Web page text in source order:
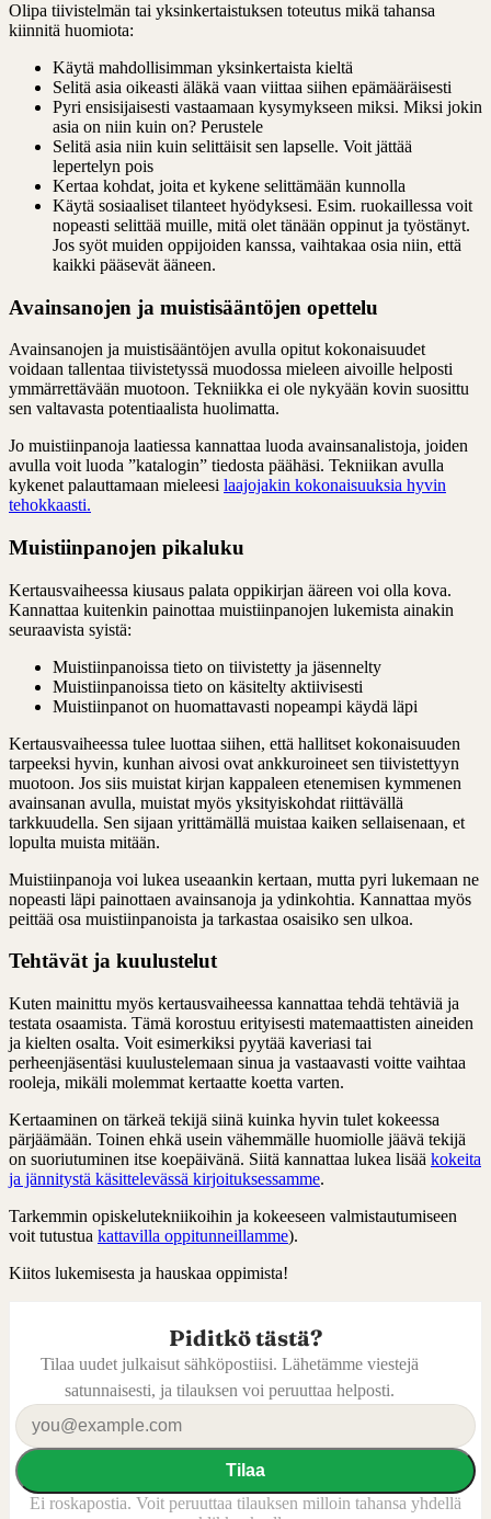
Olipa tiivistelmän tai yksinkertaistuksen toteutus mikä tahansa
kiinnitä huomiota:
Käytä mahdollisimman yksinkertaista kieltä
Selitä asia oikeasti äläkä vaan viittaa siihen epämääräisesti
Pyri ensisijaisesti vastaamaan kysymykseen miksi. Miksi jokin
asia on niin kuin on? Perustele
Selitä asia niin kuin selittäisit sen lapselle. Voit jättää
lepertelyn pois
Kertaa kohdat, joita et kykene selittämään kunnolla
Käytä sosiaaliset tilanteet hyödyksesi. Esim. ruokaillessa voit
nopeasti selittää muille, mitä olet tänään oppinut ja työstänyt.
Jos syöt muiden oppijoiden kanssa, vaihtakaa osia niin, että
kaikki pääsevät ääneen.
Avainsanojen ja muistisääntöjen opettelu
Avainsanojen ja muistisääntöjen avulla opitut kokonaisuudet
voidaan tallentaa tiivistetyssä muodossa mieleen aivoille helposti
ymmärrettävään muotoon. Tekniikka ei ole nykyään kovin suosittu
sen valtavasta potentiaalista huolimatta.
Jo muistiinpanoja laatiessa kannattaa luoda avainsanalistoja, joiden
avulla voit luoda ”katalogin” tiedosta päähäsi. Tekniikan avulla
kykenet palauttamaan mieleesi laajojakin kokonaisuuksia hyvin
tehokkaasti.
Muistiinpanojen pikaluku
Kertausvaiheessa kiusaus palata oppikirjan ääreen voi olla kova.
Kannattaa kuitenkin painottaa muistiinpanojen lukemista ainakin
seuraavista syistä:
Muistiinpanoissa tieto on tiivistetty ja jäsennelty
Muistiinpanoissa tieto on käsitelty aktiivisesti
Muistiinpanot on huomattavasti nopeampi käydä läpi
Kertausvaiheessa tulee luottaa siihen, että hallitset kokonaisuuden
tarpeeksi hyvin, kunhan aivosi ovat ankkuroineet sen tiivistettyyn
muotoon. Jos siis muistat kirjan kappaleen etenemisen kymmenen
avainsanan avulla, muistat myös yksityiskohdat riittävällä
tarkkuudella. Sen sijaan yrittämällä muistaa kaiken sellaisenaan, et
lopulta muista mitään.
Muistiinpanoja voi lukea useaankin kertaan, mutta pyri lukemaan ne
nopeasti läpi painottaen avainsanoja ja ydinkohtia. Kannattaa myös
peittää osa muistiinpanoista ja tarkastaa osaisiko sen ulkoa.
Tehtävät ja kuulustelut
Kuten mainittu myös kertausvaiheessa kannattaa tehdä tehtäviä ja
testata osaamista. Tämä korostuu erityisesti matemaattisten aineiden
ja kielten osalta. Voit esimerkiksi pyytää kaveriasi tai
perheenjäsentäsi kuulustelemaan sinua ja vastaavasti voitte vaihtaa
rooleja, mikäli molemmat kertaatte koetta varten.
Kertaaminen on tärkeä tekijä siinä kuinka hyvin tulet kokeessa
pärjäämään. Toinen ehkä usein vähemmälle huomiolle jäävä tekijä
on suoriutuminen itse koepäivänä. Siitä kannattaa lukea lisää kokeita
ja jännitystä käsittelevässä kirjoituksessamme.
Tarkemmin opiskelutekniikoihin ja kokeeseen valmistautumiseen
voit tutustua kattavilla oppitunneillamme).
Kiitos lukemisesta ja hauskaa oppimista!
Piditkö tästä?
Tilaa uudet julkaisut sähköpostiisi. Lähetämme viestejä
satunnaisesti, ja tilauksen voi peruuttaa helposti.
Tilaa
Ei roskapostia. Voit peruuttaa tilauksen milloin tahansa yhdellä